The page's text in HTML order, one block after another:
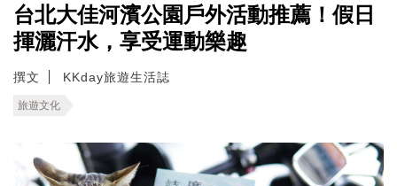
台北大佳河濱公園戶外活動推薦！假日
揮灑汗水，享受運動樂趣
撰文 KKday旅遊生活誌
旅遊文化